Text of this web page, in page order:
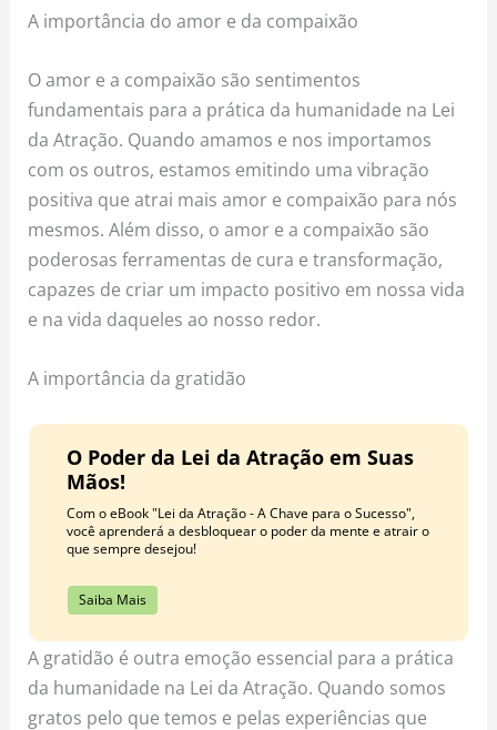
A importância do amor e da compaixão
O amor e a compaixão são sentimentos
fundamentais para a prática da humanidade na Lei
da Atração. Quando amamos e nos importamos
com os outros, estamos emitindo uma vibração
positiva que atrai mais amor e compaixão para nós
mesmos. Além disso, o amor e a compaixão são
poderosas ferramentas de cura e transformação,
capazes de criar um impacto positivo em nossa vida
e na vida daqueles ao nosso redor.
A importância da gratidão
O Poder da Lei da Atração em Suas
Mãos!
Com o eBook "Lei da Atração - A Chave para o Sucesso",
você aprenderá a desbloquear o poder da mente e atrair o
que sempre desejou!
Saiba Mais
A gratidão é outra emoção essencial para a prática
da humanidade na Lei da Atração. Quando somos
gratos pelo que temos e pelas experiências que